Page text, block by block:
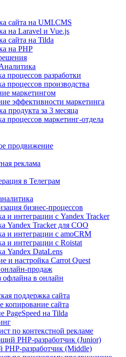
сайта на UMI.CMS
на Laravel и Vue.js
сайта на Tilda
на PHP
процессов разработки
процессов производства
маркетингом
эффективности маркетинга
продукта за 3 месяца
процессов маркетинг-отдела
продвижение
реклама
в Телеграм
бизнес-процессов
и интеграции с Yandex Tracker
Yandex Tracker для СОО
и интеграции с amoCRM
и интеграции с Roistat
Yandex DataLens
и настройка Carrot Quest
продаж
офлайна в онлайн
поддержка сайта
копирование сайта
PageSpeed на Tilda
по контекстной рекламе
PHP-разработчик (Junior)
разработчик (Middle)